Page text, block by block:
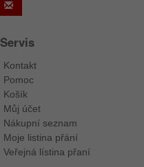
Servis
Kontakt
Pomoc
Košík
Můj účet
Nákupní seznam
Moje listina přání
Veřejná lístina přaní